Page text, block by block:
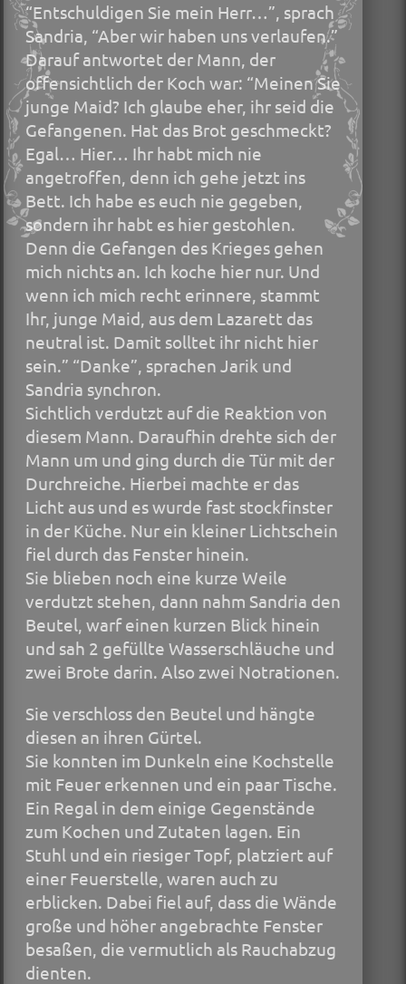
“Entschuldigen Sie mein Herr…”, sprach
Sandria, “Aber wir haben uns verlaufen.”
Darauf antwortet der Mann, der
offensichtlich der Koch war: “Meinen Sie
junge Maid? Ich glaube eher, ihr seid die
Gefangenen. Hat das Brot geschmeckt?
Egal… Hier… Ihr habt mich nie
angetroffen, denn ich gehe jetzt ins
Bett. Ich habe es euch nie gegeben,
sondern ihr habt es hier gestohlen.
Denn die Gefangen des Krieges gehen
mich nichts an. Ich koche hier nur. Und
wenn ich mich recht erinnere, stammt
Ihr, junge Maid, aus dem Lazarett das
neutral ist. Damit solltet ihr nicht hier
sein.” “Danke”, sprachen Jarik und
Sandria synchron.
Sichtlich verdutzt auf die Reaktion von
diesem Mann. Daraufhin drehte sich der
Mann um und ging durch die Tür mit der
Durchreiche. Hierbei machte er das
Licht aus und es wurde fast stockfinster
in der Küche. Nur ein kleiner Lichtschein
fiel durch das Fenster hinein.
Sie blieben noch eine kurze Weile
verdutzt stehen, dann nahm Sandria den
Beutel, warf einen kurzen Blick hinein
und sah 2 gefüllte Wasserschläuche und
zwei Brote darin. Also zwei Notrationen.
Sie verschloss den Beutel und hängte
diesen an ihren Gürtel.
Sie konnten im Dunkeln eine Kochstelle
mit Feuer erkennen und ein paar Tische.
Ein Regal in dem einige Gegenstände
zum Kochen und Zutaten lagen. Ein
Stuhl und ein riesiger Topf, platziert auf
einer Feuerstelle, waren auch zu
erblicken. Dabei fiel auf, dass die Wände
große und höher angebrachte Fenster
besaßen, die vermutlich als Rauchabzug
dienten.